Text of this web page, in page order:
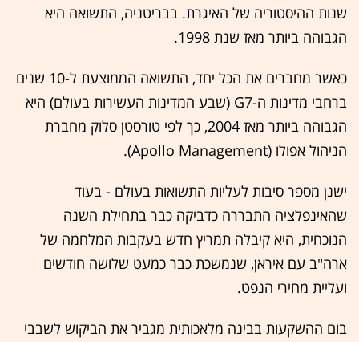
שנות ההיסטוריה של האיגרת. בבריטניה, התשואה היא
הגבוהה ביותר מאז שנת 1998.
כאשר מחברים את הכל יחד, התשואה הממוצעת ל-10 שנים
ברחבי מדינות ה-G7 (שבע המדינות העשירות בעולם) היא
הגבוהה ביותר מאז 2004, כך לפי טורסטן סלוק מחברת
הניהול אפולו (Apollo Management).
ישנן מספר סיבות לעליות התשואות בעולם - בעוד
שהאינפלציה התבררה כדביקה כבר בתחילת השנה
הנוכחית, היא קיבלה תמריץ חדש בעקבות המלחמה של
ארה"ב עם איראן, שנמשכת כבר כמעט שלושה חודשים
ועליית מחירי הנפט.
בום ההשקעות בבינה מלאכותית מגביר את הביקוש לשבבי